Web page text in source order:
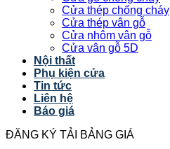
Cửa thép chống cháy
Cửa thép vân gỗ
Cửa nhôm vân gỗ
Cửa vân gỗ 5D
Nội thất
Phụ kiện cửa
Tin tức
Liên hệ
Báo giá
ĐĂNG KÝ TẢI BẢNG GIÁ